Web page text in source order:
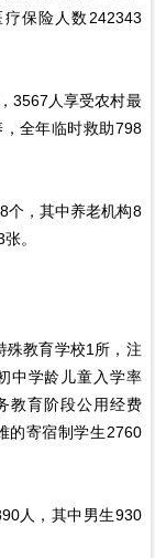
保险人数242343
3567人享受农村最
全年临时救助798
，其中养老机构8
。
教育学校1所，注
中学龄儿童入学率
教育阶段公用经费
的寄宿制学生2760
人，其中男生930